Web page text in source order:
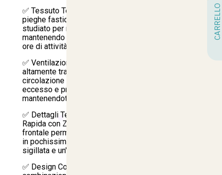
✅ Tessuto Tecnologico Antipieghe: Dimentica le
pieghe fastidiose a metà turno. Il filato speciale è
studiato per non sgualcirsi e non stropicciarsi,
mantenendo la piega ottimale anche dopo molte
ore di attività intensa.
✅ Ventilazione Attiva e Comfort: Il tessuto
altamente traspirante favorisce una costante
circolazione dell'aria, dissipando il calore in
eccesso e prevenendo la sudorazione,
mantenendoti fresca e asciutta in ogni stagione.
✅ Dettagli Tecnici Pensati per chi Lavora: Chiusura
Rapida con Zip Centrale: La robusta cerniera
frontale permette di indossare e sfilare il camice
in pochissimi secondi, offrendo una linea pulita,
sigillata e un'ottima resistenza all'usura quotidiana.
✅ Design Corto a Mezze Maniche: La
CARRELLO